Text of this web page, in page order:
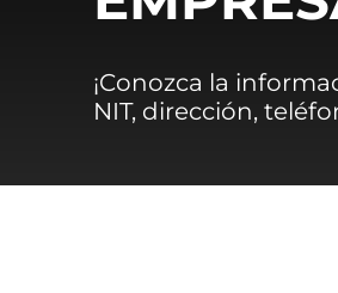
¡Conozca la
NIT, dirección,